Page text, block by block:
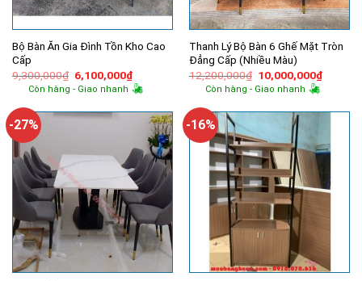
Bộ Bàn Ăn Gia Đình Tồn Kho Cao
Cấp
9,300,000₫ Giá
gốc
là:
6,100,000₫Giá
hiện
tại
6,100,000₫.
Còn hàng - Giao nhanh
Thanh Lý Bộ Bàn 6 Ghế Mặt Tròn
Đẳng Cấp (Nhiều Màu)
12,200,000₫ Giá
gốc
là:
10,000,000₫Giá
hiện
Còn hàng - Giao nhanh
-27% -16%